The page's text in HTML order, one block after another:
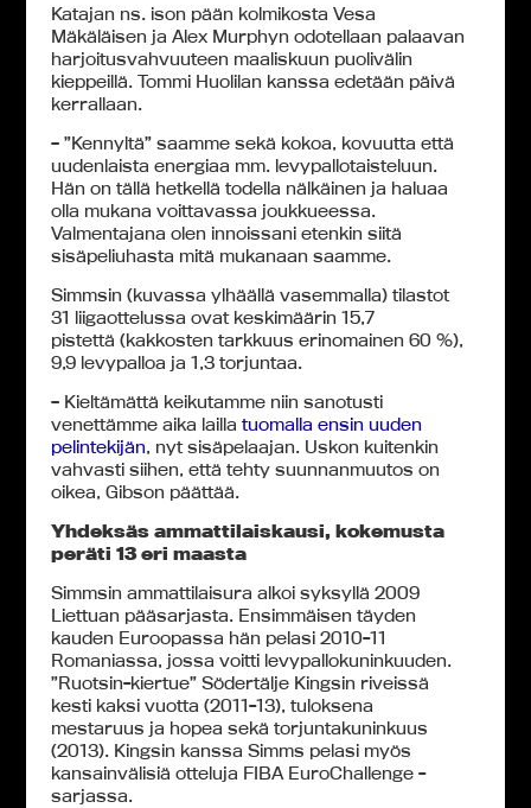
Katajan ns. ison pään kolmikosta Vesa
Mäkäläisen ja Alex Murphyn odotellaan palaavan
harjoitusvahvuuteen maaliskuun puolivälin
kieppeillä. Tommi Huolilan kanssa edetään päivä
kerrallaan.
– ”Kennyltä” saamme sekä kokoa, kovuutta että
uudenlaista energiaa mm. levypallotaisteluun.
Hän on tällä hetkellä todella nälkäinen ja haluaa
olla mukana voittavassa joukkueessa.
Valmentajana olen innoissani etenkin siitä
sisäpeliuhasta mitä mukanaan saamme.
Simmsin (kuvassa ylhäällä vasemmalla) tilastot
31 liigaottelussa ovat keskimäärin 15,7
pistettä (kakkosten tarkkuus erinomainen 60 %),
9,9 levypalloa ja 1,3 torjuntaa.
– Kieltämättä keikutamme niin sanotusti
venettämme aika laillatuomalla ensin uuden
pelintekijän, nyt sisäpelaajan. Uskon kuitenkin
vahvasti siihen, että tehty suunnanmuutos on
oikea, Gibson päättää.
Yhdeksäs ammattilaiskausi, kokemusta
peräti 13 eri maasta
Simmsin ammattilaisura alkoi syksyllä 2009
Liettuan pääsarjasta. Ensimmäisen täyden
kauden Euroopassa hän pelasi 2010-11
Romaniassa, jossa voitti levypallokuninkuuden.
”Ruotsin-kiertue” Södertälje Kingsin riveissä
kesti kaksi vuotta (2011-13), tuloksena
mestaruus ja hopea sekä torjuntakuninkuus
(2013). Kingsin kanssa Simms pelasi myös
kansainvälisiä otteluja FIBA EuroChallenge -
sarjassa.